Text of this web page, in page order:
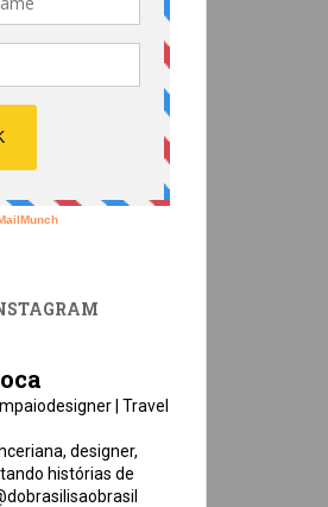
| Travel
designer,
histórias de